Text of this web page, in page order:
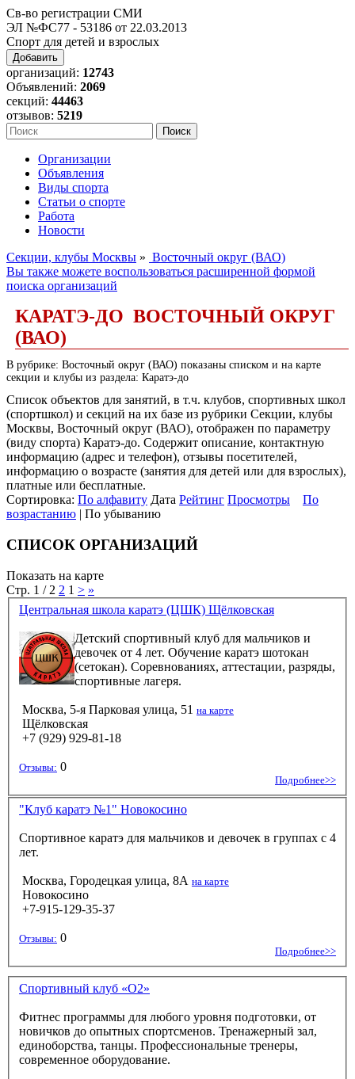
Св-во регистрации СМИ
ЭЛ №ФС77 - 53186 от 22.03.2013
Спорт для детей и взрослых
Добавить
организаций: 12743
Объявлений: 2069
секций: 44463
отзывов: 5219
Организации
Объявления
Виды спорта
Статьи о спорте
Работа
Новости
Секции, клубы Москвы » Восточный округ (ВАО)
Вы также можете воспользоваться расширенной формой
поиска организаций
КАРАТЭ-ДО ВОСТОЧНЫЙ ОКРУГ
(ВАО)
В рубрике: Восточный округ (ВАО) показаны списком и на карте
секции и клубы из раздела: Каратэ-до
Список объектов для занятий, в т.ч. клубов, спортивных школ
(спортшкол) и секций на их базе из рубрики Секции, клубы
Москвы, Восточный округ (ВАО), отображен по параметру
(виду спорта) Каратэ-до. Содержит описание, контактную
информацию (адрес и телефон), отзывы посетителей,
информацию о возрасте (занятия для детей или для взрослых),
платные или бесплатные.
Сортировка: По алфавиту Дата Рейтинг Просмотры
По
возрастанию | По убыванию
СПИСОК ОРГАНИЗАЦИЙ
Показать на карте
Стр. 1 / 2 2 1 > »
Центральная школа каратэ (ЦШК) Щёлковская
Детский спортивный клуб для мальчиков и
девочек от 4 лет. Обучение каратэ шотокан
(сетокан). Соревнованиях, аттестации, разряды,
спортивные лагеря.
Москва, 5-я Парковая улица, 51 на карте
Щёлковская
+7 (929) 929-81-18
Отзывы: 0
Подробнее>>
"Клуб каратэ №1" Новокосино
Спортивное каратэ для мальчиков и девочек в группах с 4
лет.
Москва, Городецкая улица, 8А на карте
Новокосино
+7-915-129-35-37
Отзывы: 0
Подробнее>>
Спортивный клуб «О2»
Фитнес программы для любого уровня подготовки, от
новичков до опытных спортсменов. Тренажерный зал,
единоборства, танцы. Профессиональные тренеры,
современное оборудование.